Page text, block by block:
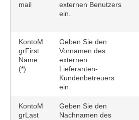
mail
externen Benutzers
ein.
KontoM
grFirst
Name
(*)
Geben Sie den
Vornamen des
externen
Lieferanten-
Kundenbetreuers
ein.
KontoM
grLast
Geben Sie den
Nachnamen des